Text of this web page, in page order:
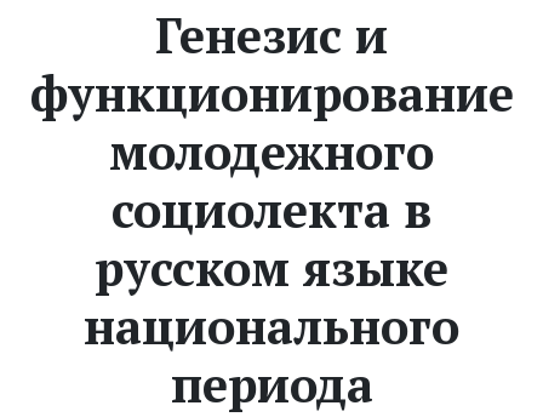
Экранизации
Коллекции
Генезис и
функционирование
молодежного
социолекта в
русском языке
национального
периода